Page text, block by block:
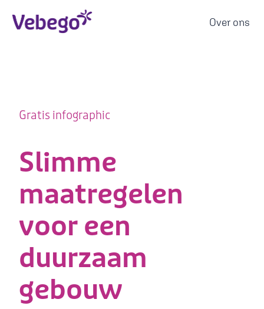
Over ons
Gratis infographic
Slimme
maatregelen
voor een
duurzaam
gebouw